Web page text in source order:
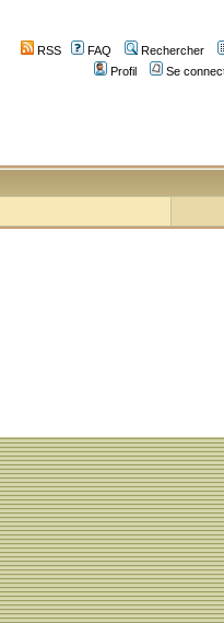
RSS FAQ
Rechercher
Profil
Se